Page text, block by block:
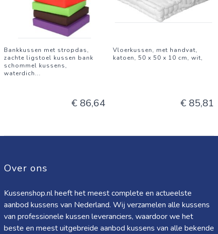
Bankkussen met stropdas,
zachte ligstoel kussen bank
schommel kussens,
waterdich...
€ 86,64
Vloerkussen, met handvat,
katoen, 50 x 50 x 10 cm, wit,
€ 85,81
Over ons
Kussenshop.nl heeft het meest complete en actueelste
aanbod kussens van Nederland. Wij verzamelen alle kussens
van professionele kussen leveranciers, waardoor we het
beste en meest uitgebreide aanbod kussens van alle bekende